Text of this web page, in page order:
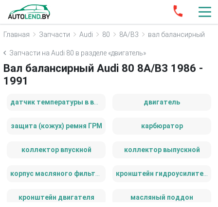
Главная Запчасти Audi 80 8A/B3 вал балансирный
Запчасти на Audi 80 в разделе «двигатель»
Вал балансирный Audi 80 8A/B3 1986 -
1991
двигатель
защита (кожух) ремня ГРМ карбюратор
коллектор впускной коллектор выпускной
кронштейн двигателя масляный поддон